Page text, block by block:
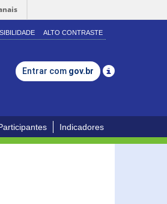
ALTO CONTRASTE
Entrar com gov.br
Indicadores